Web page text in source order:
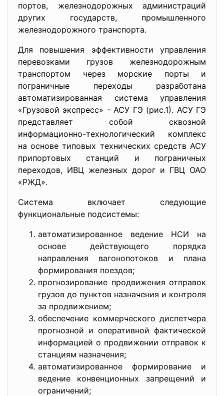
портов, железнодорожных администраций
других государств, промышленного
железнодорожного транспорта.
Для повышения эффективности управления
перевозками грузов железнодорожным
транспортом через морские порты и
пограничные переходы разработана
автоматизированная система управления
«Грузовой экспресс» - АСУ ГЭ (рис.1). АСУ ГЭ
представляет собой сквозной
информационно-технологический комплекс
на основе типовых технических средств АСУ
припортовых станций и пограничных
переходов, ИВЦ железных дорог и ГВЦ ОАО
«РЖД».
Система включает следующие
функциональные подсистемы:
автоматизированное ведение НСИ на
основе действующего порядка
направления вагонопотоков и плана
формирования поездов;
прогнозирование продвижения отправок
грузов до пунктов назначения и контроля
за продвижением;
обеспечение коммерческого диспетчера
прогнозной и оперативной фактической
информацией о продвижении отправок к
станциям назначения;
автоматизированное формирование и
ведение конвенционных запрещений и
ограничений;